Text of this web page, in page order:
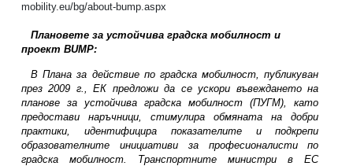
mobility.eu/bg/about-bump.aspx
Плановете за устойчива градска мобилност и
проект BUMP:
В Плана за действие по градска мобилност, публикуван
през 2009 г., ЕК предложи да се ускори въвеждането на
планове за устойчива градска мобилност (ПУГМ), като
предостави наръчници, стимулира обмяната на добри
практики, идентифицира показателите и подкрепи
образователните инициативи за професионалисти по
градска мобилност. Транспортните министри в ЕС